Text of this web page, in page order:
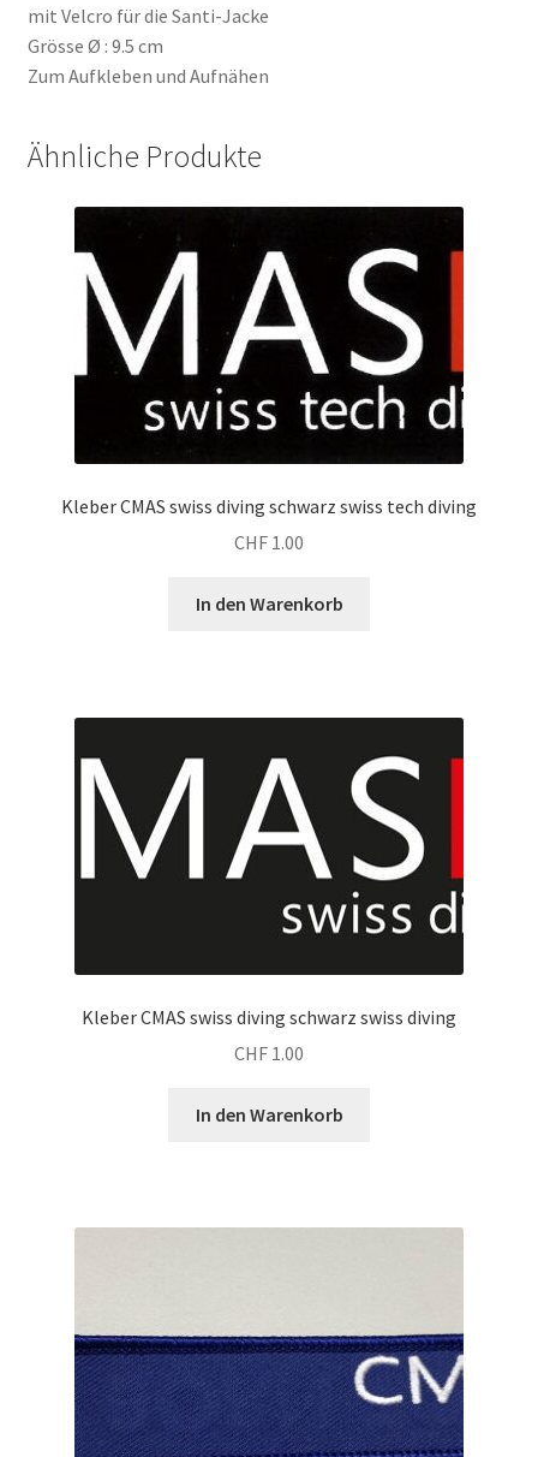
mit Velcro für die Santi-Jacke
Grösse Ø : 9.5 cm
Zum Aufkleben und Aufnähen
Ähnliche Produkte
Kleber CMAS swiss diving schwarz swiss tech diving
CHF 1.00
In den Warenkorb
Kleber CMAS swiss diving schwarz swiss diving
CHF 1.00
In den Warenkorb